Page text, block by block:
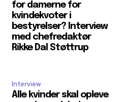
for damerne for
kvindekvoter i
bestyrelser? Interview
med chefredaktør
Rikke Dal Støttrup
Interview
Alle kvinder skal opleve